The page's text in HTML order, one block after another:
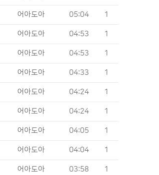
어아도아 05:04 1
어아도아 04:53 1
어아도아 04:53 1
어아도아 04:33 1
어아도아 04:24 1
어아도아 04:24 1
어아도아 04:05 1
어아도아 04:04 1
어아도아 03:58 1